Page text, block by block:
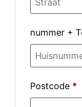
nummer +
Postcode *